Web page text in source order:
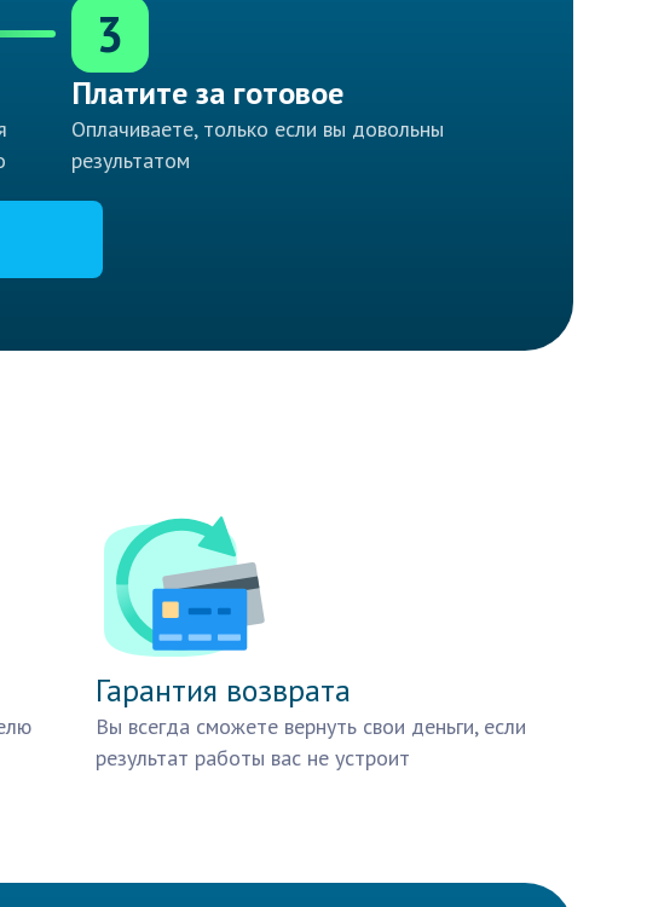
3
Платите за готовое
Оплачиваете, только если вы довольны
результатом
Гарантия возврата
Вы всегда сможете вернуть свои деньги, если
результат работы вас не устроит